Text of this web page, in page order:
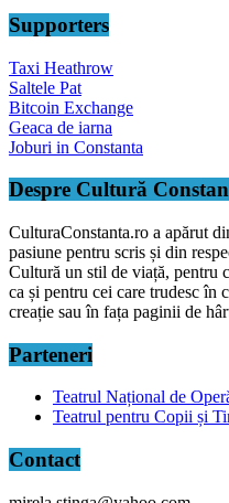
Supporters
Taxi Heathrow
Saltele Pat
Bitcoin Exchange
Geaca de iarna
Joburi in Constanta
Despre Cultură
CulturaConstanta.ro a apărut
pasiune pentru scris și din
Cultură un stil de viață, pentru
ca și pentru cei care trudesc în
creație sau în fața paginii de
Parteneri
Teatrul Național de
Teatrul pentru Copii și
Contact